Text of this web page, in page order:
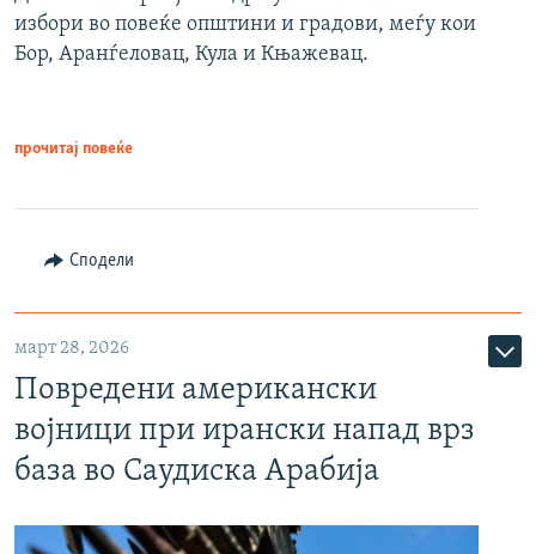
избори во повеќе општини и градови, меѓу кои
Бор, Аранѓеловац, Кула и Књажевац.
прочитај повеќе
Сподели
март 28, 2026
Повредени американски
војници при ирански напад врз
база во Саудиска Арабија